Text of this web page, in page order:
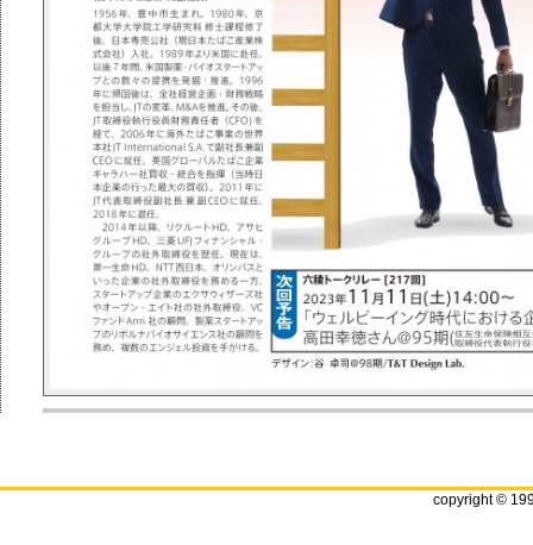
copyright ©